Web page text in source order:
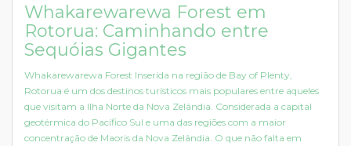
Whakarewarewa Forest em
Rotorua: Caminhando entre
Sequóias Gigantes
Whakarewarewa Forest Inserida na região de Bay of Plenty,
Rotorua é um dos destinos turísticos mais populares entre aqueles
que visitam a Ilha Norte da Nova Zelândia. Considerada a capital
geotérmica do Pacífico Sul e uma das regiões com a maior
concentração de Maoris da Nova Zelândia. O que não falta em